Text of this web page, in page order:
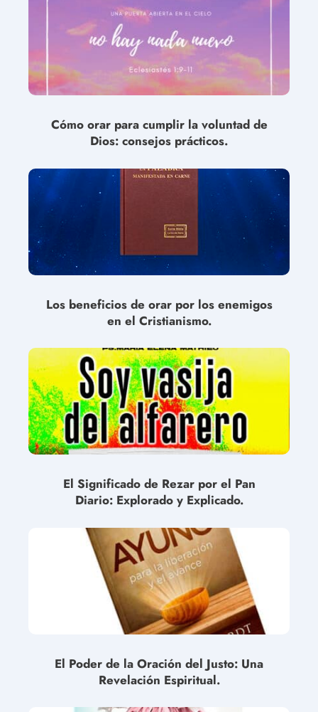
Cómo orar para cumplir la voluntad de
Dios: consejos prácticos.
Los beneficios de orar por los enemigos
en el Cristianismo.
El Significado de Rezar por el Pan
Diario: Explorado y Explicado.
El Poder de la Oración del Justo: Una
Revelación Espiritual.